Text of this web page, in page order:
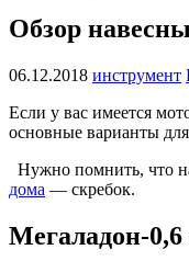
Обзор
06.12.2018 инструмент
Если у вас имеется
основные варианты
Нужно помнить, что
дома — скребок.
Мегаладон-